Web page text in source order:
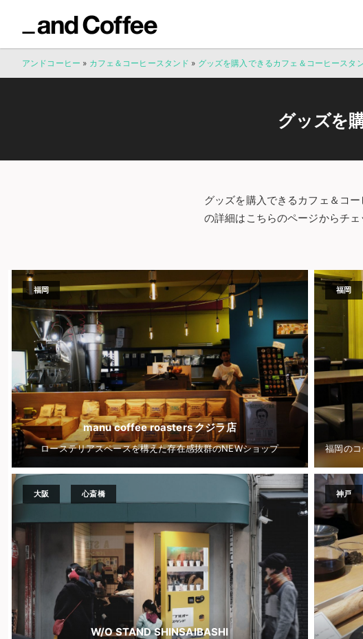
アンドコーヒー » カフェ＆コーヒースタンド » グッズを購入できるカフェ＆コーヒースタ
グッズを
グッズを購入できるカフェ＆コ
の詳細はこちらのページからチェ
福岡
manu coffee roasters クジラ店
ローステリアスペースを構えた存在感抜群のNEWショップ
福岡
福岡の
大阪 心斎橋
W/O STAND SHINSAIBASHI
神戸